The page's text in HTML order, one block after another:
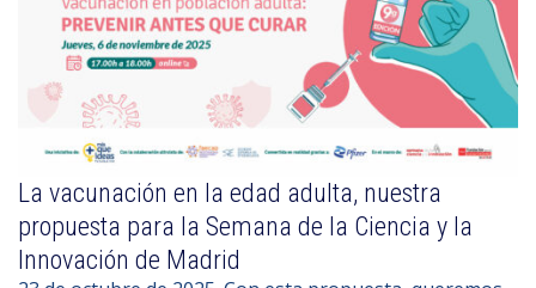
La vacunación en la edad adulta, nuestra
propuesta para la Semana de la Ciencia y la
Innovación de Madrid